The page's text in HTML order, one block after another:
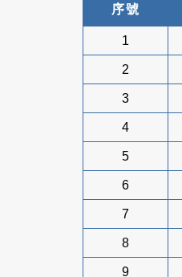
序號
1
2
3
4
5
6
7
8
9